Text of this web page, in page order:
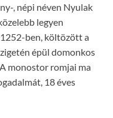
, népi néven Nyulak
legyen
ben, költözött a
épül domonkos
monostor romjai ma
18 éves